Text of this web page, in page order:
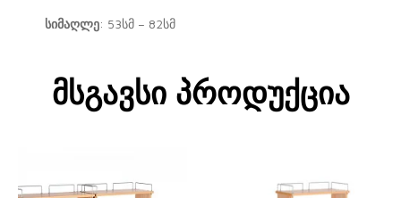
სიმაღლე: 53სმ – 82სმ
Მსგავსი Პროდუქცია